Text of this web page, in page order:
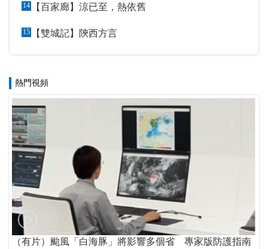
14 【百家廊】涼已至，熱依舊
15 【雙城記】陝西方言
熱門視頻
（有片）颱風「白海豚」將影響多個省 專家版防護指南